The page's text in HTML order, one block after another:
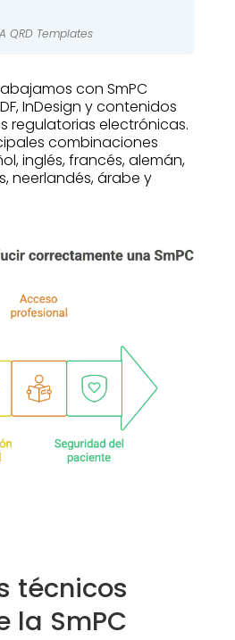
QRD Templates
con SmPC
InDesign y contenidos
regulatorias electrónicas.
combinaciones
inglés, francés, alemán,
neerlandés, árabe y
técnicos
la SmPC